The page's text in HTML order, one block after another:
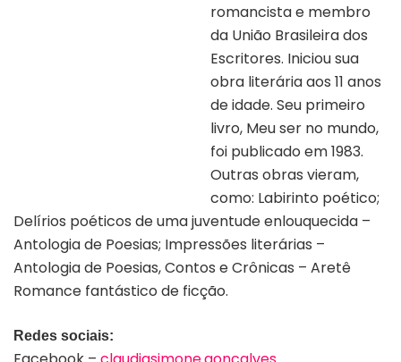
romancista e membro
da União Brasileira dos
Escritores. Iniciou sua
obra literária aos 11 anos
de idade. Seu primeiro
livro, Meu ser no mundo,
foi publicado em 1983.
Outras obras vieram,
como: Labirinto poético;
Delírios poéticos de uma juventude enlouquecida –
Antologia de Poesias; Impressões literárias –
Antologia de Poesias, Contos e Crônicas – Aretê
Romance fantástico de ficção.
Redes sociais: